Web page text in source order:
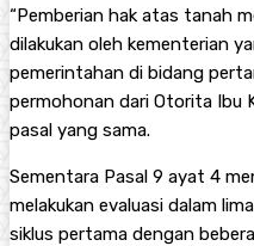
“Pemberian hak atas tanah
dilakukan oleh kementerian
pemerintahan di bidang
permohonan dari Otorita Ibu
pasal yang sama.
Sementara Pasal 9 ayat 4
melakukan evaluasi dalam
siklus pertama dengan